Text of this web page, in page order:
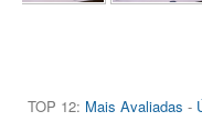
TOP 12: Mais Avaliadas -